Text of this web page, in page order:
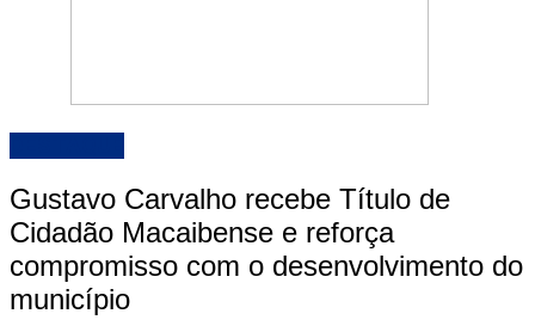
Gustavo Carvalho recebe Título de
Cidadão Macaibense e reforça
compromisso com o desenvolvimento do
município